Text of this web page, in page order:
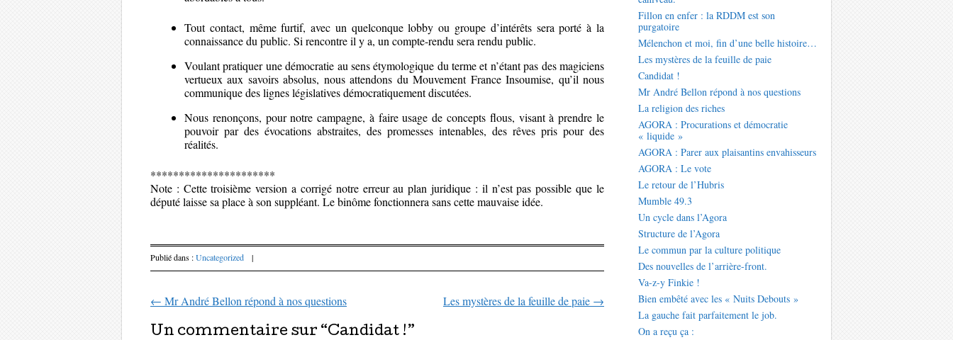
Tout contact, même furtif, avec un quelconque lobby ou groupe d’intérêts sera porté à la
connaissance du public. Si rencontre il y a, un compte-rendu sera rendu public.
Voulant pratiquer une démocratie au sens étymologique du terme et n’étant pas des magiciens
vertueux aux savoirs absolus, nous attendons du Mouvement France Insoumise, qu’il nous
communique des lignes législatives démocratiquement discutées.
Nous renonçons, pour notre campagne, à faire usage de concepts flous, visant à prendre le
pouvoir par des évocations abstraites, des promesses intenables, des rêves pris pour des
réalités.
**********************
Note : Cette troisième version a corrigé notre erreur au plan juridique : il n’est pas possible que le
député laisse sa place à son suppléant. Le binôme fonctionnera sans cette mauvaise idée.
Publié dans :Uncategorized |
Parcourir les articles
← Mr André Bellon répond à nos questions Les mystères de la feuille de paie →
Un commentaire sur “Candidat !”
Fillon en enfer : la RDDM est son
purgatoire
Mélenchon et moi, fin d’une belle histoire…
Les mystères de la feuille de paie
Candidat !
Mr André Bellon répond à nos questions
La religion des riches
AGORA : Procurations et démocratie
« liquide »
AGORA : Parer aux plaisantins envahisseurs
AGORA : Le vote
Le retour de l’Hubris
Mumble 49.3
Un cycle dans l’Agora
Structure de l’Agora
Le commun par la culture politique
Des nouvelles de l’arrière-front.
Va-z-y Finkie !
Bien embêté avec les « Nuits Debouts »
La gauche fait parfaitement le job.
On a reçu ça :